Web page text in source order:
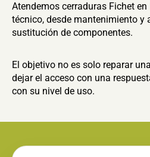
Atendemos cerraduras Fichet
técnico, desde mantenimiento y
sustitución de componentes.
El objetivo no es solo reparar
dejar el acceso con una
con su nivel de uso.